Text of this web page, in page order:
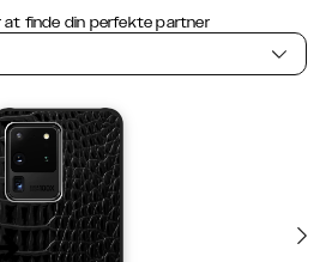
at finde din perfekte partner